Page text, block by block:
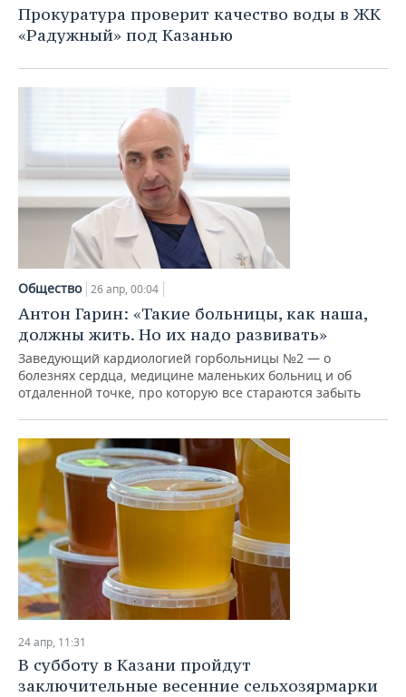
Прокуратура проверит качество воды в ЖК
«Радужный» под Казанью
Общество 26 апр, 00:04
Антон Гарин: «Такие больницы, как наша,
должны жить. Но их надо развивать»
Заведующий кардиологией горбольницы №2 — о
болезнях сердца, медицине маленьких больниц и об
отдаленной точке, про которую все стараются забыть
24 апр, 11:31
В субботу в Казани пройдут
заключительные весенние сельхозярмарки